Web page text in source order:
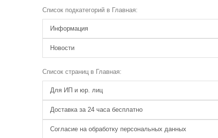
Список подкатегорий в Главная:
Информация
Новости
Список страниц в Главная:
Для ИП и юр. лиц
Доставка за 24 часа бесплатно
Согласие на обработку персональных данных